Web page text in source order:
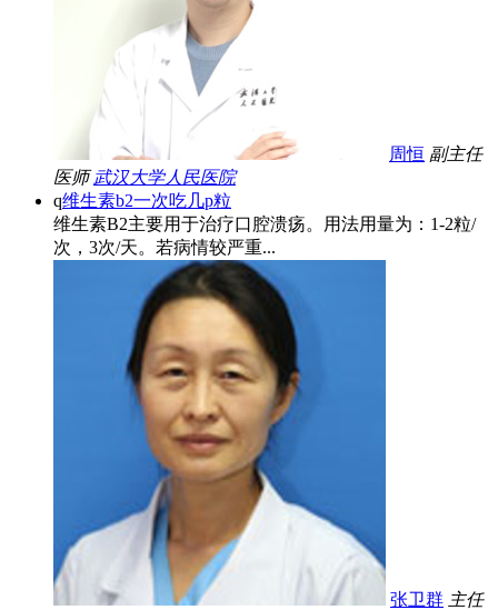
周恒 副主任
医师 武汉大学人民医院
q维生素b2一次吃几p粒
维生素B2主要用于治疗口腔溃疡。用法用量为：1-2粒/
次，3次/天。若病情较严重...
张卫群 主任